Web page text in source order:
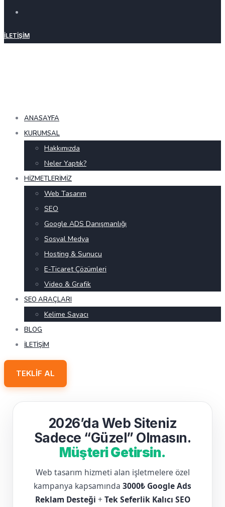
İLETIŞIM
ANASAYFA
KURUMSAL
Hakkımızda
Neler Yaptık?
HIZMETLERIMIZ
Web Tasarım
SEO
Google ADS Danışmanlığı
Sosyal Medya
Hosting & Sunucu
E-Ticaret Çözümleri
Video & Grafik
SEO ARAÇLARI
Kelime Sayacı
BLOG
İLETIŞIM
TEKLIF AL
2026’da Web Siteniz
Sadece “Güzel” Olmasın.
Müşteri Getirsin.
Web tasarım hizmeti alan işletmelere özel
kampanya kapsamında 3000₺ Google Ads
Reklam Desteği + Tek Seferlik Kalıcı SEO